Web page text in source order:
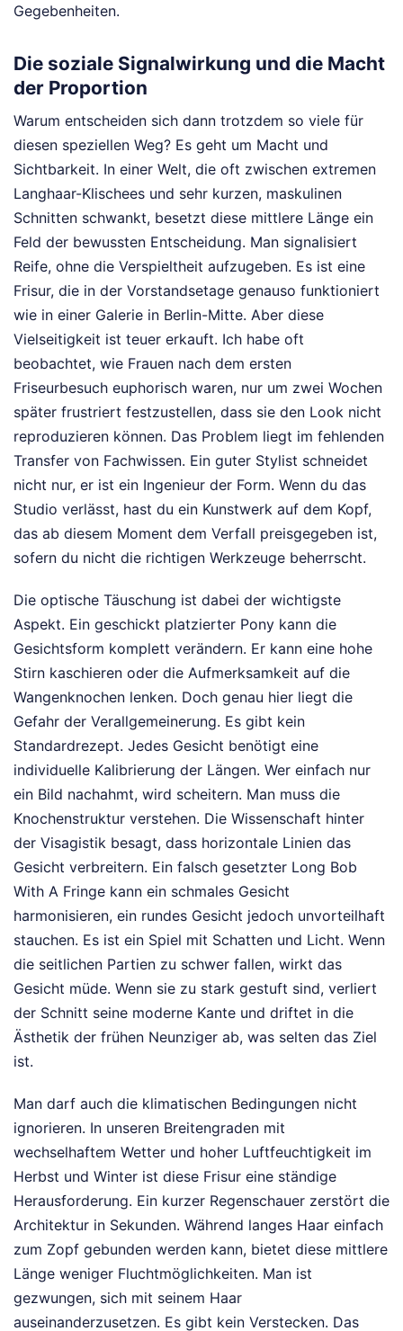
Gegebenheiten.
Die soziale Signalwirkung und die Macht
der Proportion
Warum entscheiden sich dann trotzdem so viele für
diesen speziellen Weg? Es geht um Macht und
Sichtbarkeit. In einer Welt, die oft zwischen extremen
Langhaar-Klischees und sehr kurzen, maskulinen
Schnitten schwankt, besetzt diese mittlere Länge ein
Feld der bewussten Entscheidung. Man signalisiert
Reife, ohne die Verspieltheit aufzugeben. Es ist eine
Frisur, die in der Vorstandsetage genauso funktioniert
wie in einer Galerie in Berlin-Mitte. Aber diese
Vielseitigkeit ist teuer erkauft. Ich habe oft
beobachtet, wie Frauen nach dem ersten
Friseurbesuch euphorisch waren, nur um zwei Wochen
später frustriert festzustellen, dass sie den Look nicht
reproduzieren können. Das Problem liegt im fehlenden
Transfer von Fachwissen. Ein guter Stylist schneidet
nicht nur, er ist ein Ingenieur der Form. Wenn du das
Studio verlässt, hast du ein Kunstwerk auf dem Kopf,
das ab diesem Moment dem Verfall preisgegeben ist,
sofern du nicht die richtigen Werkzeuge beherrscht.
Die optische Täuschung ist dabei der wichtigste
Aspekt. Ein geschickt platzierter Pony kann die
Gesichtsform komplett verändern. Er kann eine hohe
Stirn kaschieren oder die Aufmerksamkeit auf die
Wangenknochen lenken. Doch genau hier liegt die
Gefahr der Verallgemeinerung. Es gibt kein
Standardrezept. Jedes Gesicht benötigt eine
individuelle Kalibrierung der Längen. Wer einfach nur
ein Bild nachahmt, wird scheitern. Man muss die
Knochenstruktur verstehen. Die Wissenschaft hinter
der Visagistik besagt, dass horizontale Linien das
Gesicht verbreitern. Ein falsch gesetzter Long Bob
With A Fringe kann ein schmales Gesicht
harmonisieren, ein rundes Gesicht jedoch unvorteilhaft
stauchen. Es ist ein Spiel mit Schatten und Licht. Wenn
die seitlichen Partien zu schwer fallen, wirkt das
Gesicht müde. Wenn sie zu stark gestuft sind, verliert
der Schnitt seine moderne Kante und driftet in die
Ästhetik der frühen Neunziger ab, was selten das Ziel
ist.
Man darf auch die klimatischen Bedingungen nicht
ignorieren. In unseren Breitengraden mit
wechselhaftem Wetter und hoher Luftfeuchtigkeit im
Herbst und Winter ist diese Frisur eine ständige
Herausforderung. Ein kurzer Regenschauer zerstört die
Architektur in Sekunden. Während langes Haar einfach
zum Zopf gebunden werden kann, bietet diese mittlere
Länge weniger Fluchtmöglichkeiten. Man ist
gezwungen, sich mit seinem Haar
auseinanderzusetzen. Es gibt kein Verstecken. Das